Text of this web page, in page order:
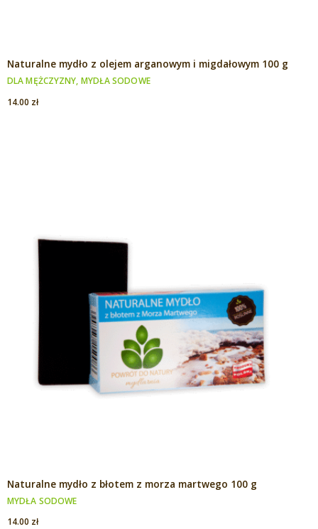
Naturalne mydło z olejem arganowym i migdałowym 100 g
DLA MĘŻCZYZNY, MYDŁA SODOWE
14.00 zł
Naturalne mydło z błotem z morza martwego 100 g
MYDŁA SODOWE
14.00 zł